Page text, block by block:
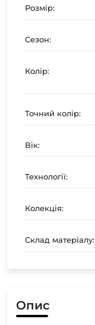
Розмір:
Сезон:
Колір:
Точний колір:
Вік:
Технології:
Колекція:
Склад матеріалу:
Опис